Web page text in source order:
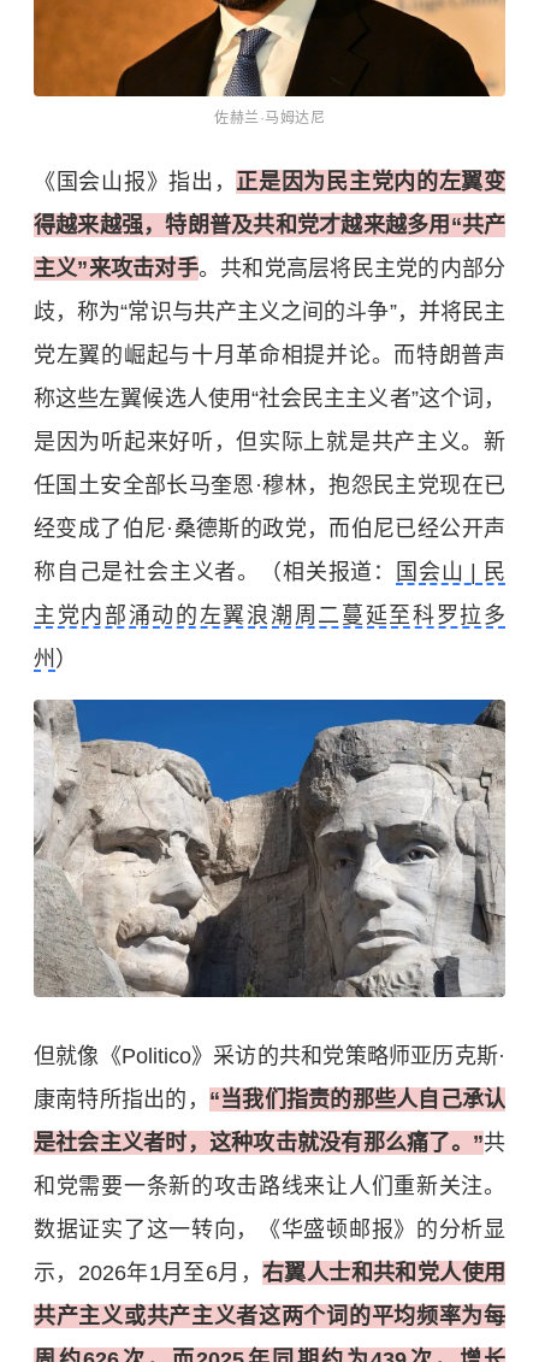
佐赫兰·马姆达尼
《国会山报》指出， 正是因为民主党内的左翼变
得越来越强，特朗普及共和党才越来越多用“共产
主义”来攻击对手。共和党高层将民主党的内部分
歧，称为“常识与共产主义之间的斗争”，并将民主
党左翼的崛起与十月革命相提并论。而特朗普声
称这些左翼候选人使用“社会民主主义者”这个词，
是因为听起来好听，但实际上就是共产主义。新
任国土安全部长马奎恩·穆林，抱怨民主党现在已
经变成了伯尼·桑德斯的政党，而伯尼已经公开声
称自己是社会主义者。（相关报道：
国会山 | 民
主党内部涌动的左翼浪潮周二蔓延至科罗拉多
州 ）
但就像《Politico》采访的共和党策略师亚历克斯·
康南特所指出的， “当我们指责的那些人自己承认
是社会主义者时，这种攻击就没有那么痛了。”共
和党需要一条新的攻击路线来让人们重新关注。
数据证实了这一转向，《华盛顿邮报》的分析显
示，2026年1月至6月， 右翼人士和共和党人使用
共产主义或共产主义者这两个词的平均频率为每